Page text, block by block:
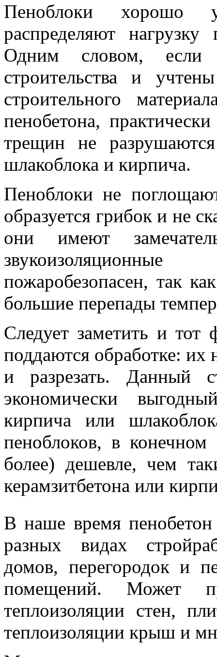
Пеноблоки хорошо
распределяют
Одним словом, если
строительства и
строительного
пенобетона,
трещин не
шлакоблока и кирпича.
Пеноблоки не
образуется грибок и не
они имеют
пожаробезопасен, так
большие перепады
Следует заметить и тот
поддаются обработке: их
и разрезать. Данный
экономически
кирпича или
пеноблоков, в
более) дешевле, чем
керамзитбетона или
В наше время
разных видах
домов, перегородок и
помещений. Может
теплоизоляции стен,
теплоизоляции крыш и